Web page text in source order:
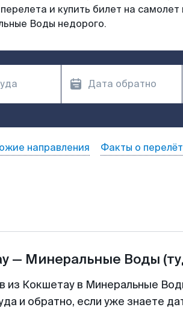
и купить билет на
Воды недорого.
направления Факты о
— Минеральные Воды
из Кокшетау в Минеральные
и обратно, если уже знаете